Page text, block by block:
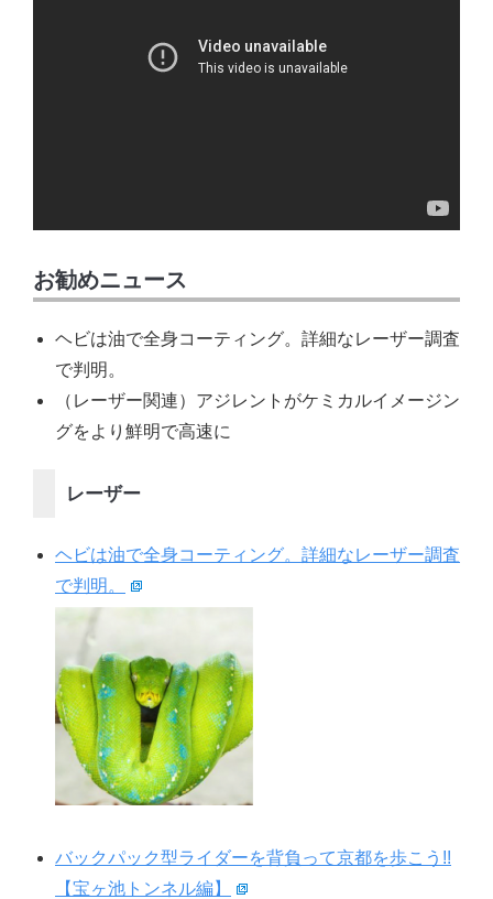
お勧めニュース
ヘビは油で全身コーティング。詳細なレーザー調査
で判明。
（レーザー関連）アジレントがケミカルイメージン
グをより鮮明で高速に
レーザー
ヘビは油で全身コーティング。詳細なレーザー調査
で判明。
バックパック型ライダーを背負って京都を歩こう!!
【宝ヶ池トンネル編】